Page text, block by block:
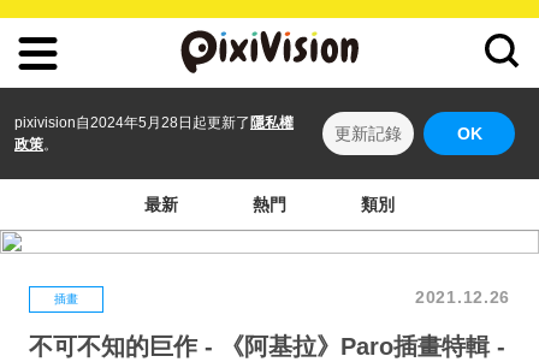
pixivision自2024年5月28日起更新了 隱私權
政策。
更新記錄 OK
最新 熱門 類別
插畫 2021.12.26
不可不知的巨作 - 《阿基拉》Paro插畫特輯 -